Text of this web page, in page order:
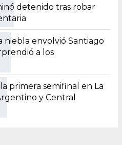
detenido tras robar
niebla envolvió Santiago
a los
primera semifinal en La
y Central